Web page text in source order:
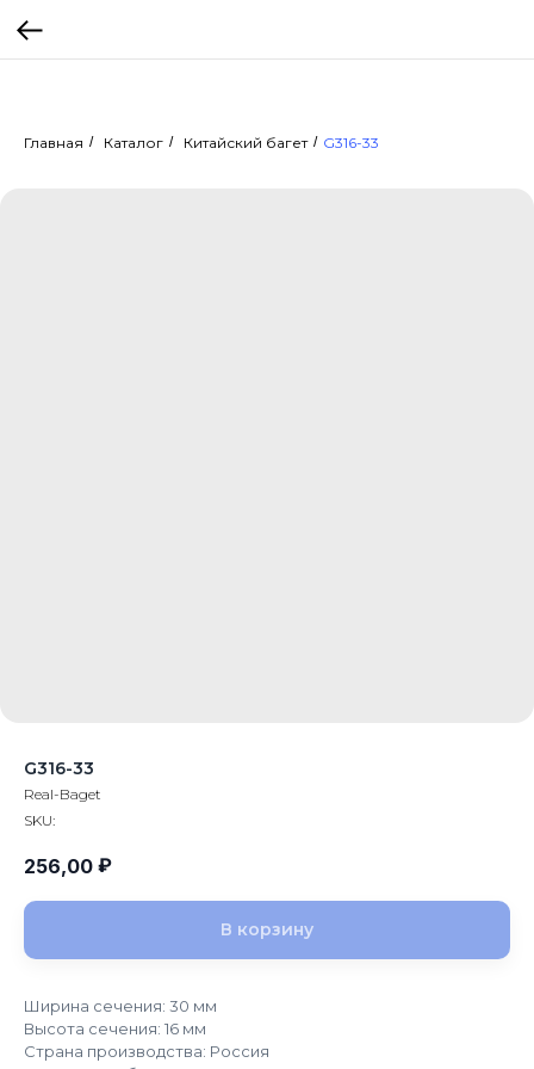
Главная / Каталог / Китайский багет / G316-33
G316-33
Real-Baget
SKU:
256,00 ₽
В корзину
Ширина сечения: 30 мм
Высота сечения: 16 мм
Страна производства: Россия